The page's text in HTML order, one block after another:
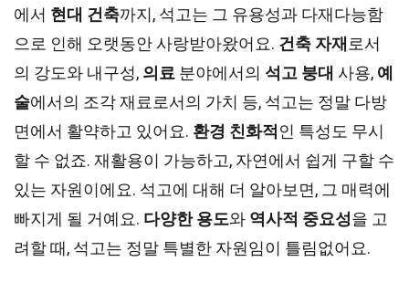
에서 현대 건축까지, 석고는 그 유용성과 다재다능함
으로 인해 오랫동안 사랑받아왔어요. 건축 자재 로서
의 강도와 내구성, 의료 분야에서의 석고 붕대 사용, 예
술에서의 조각 재료로서의 가치 등, 석고는 정말 다방
면에서 활약하고 있어요. 환경 친화적 인 특성도 무시
할 수 없죠. 재활용이 가능하고, 자연에서 쉽게 구할 수
있는 자원이에요. 석고에 대해 더 알아보면, 그 매력에
빠지게 될 거예요. 다양한 용도와 역사적 중요성을 고
려할 때, 석고는 정말 특별한 자원임이 틀림없어요.